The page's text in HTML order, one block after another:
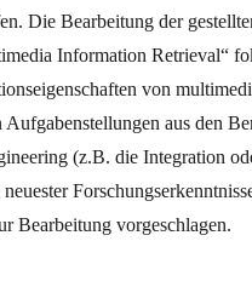
Die Bearbeitung der
Information Retrieval“
von
aus den
(z.B. die Integration
Bearbeitung vorgeschlagen.